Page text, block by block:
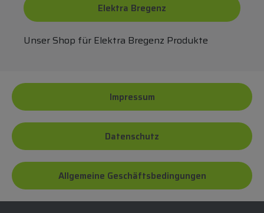
Elektra Bregenz
Unser Shop für Elektra Bregenz Produkte
Impressum
Datenschutz
Allgemeine Geschäftsbedingungen